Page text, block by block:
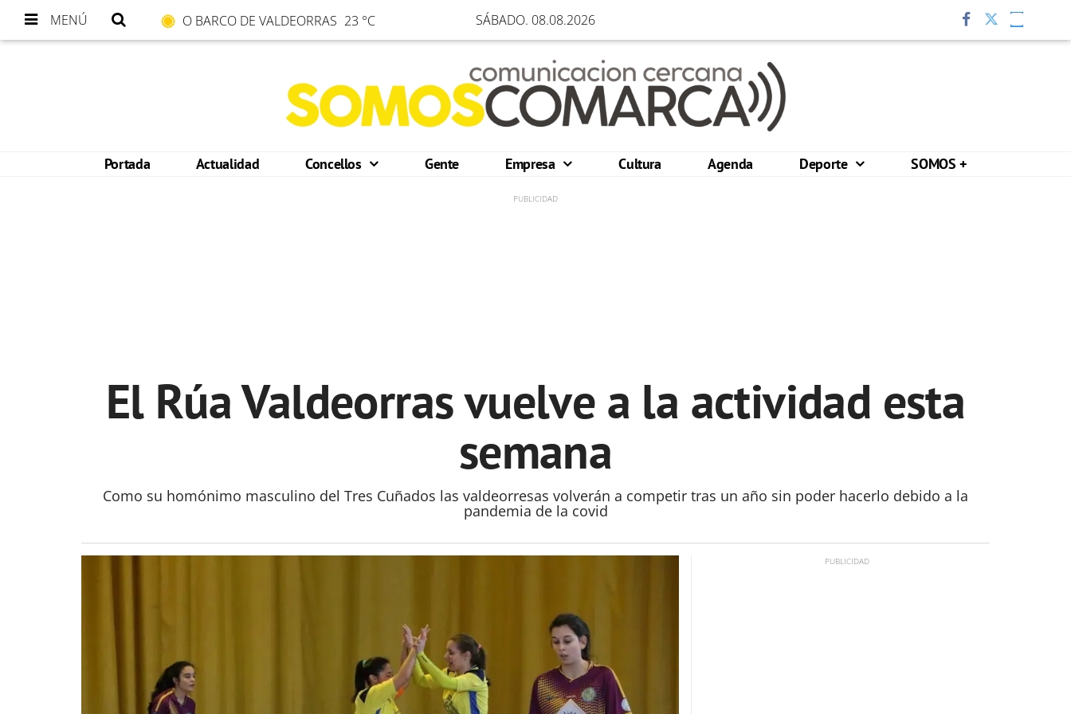
MENÚ O BARCO DE VALDEORRAS 23 °C SÁBADO. 08.08.2026
Portada Actualidad Concellos Gente Empresa Cultura Agenda Deporte SOMOS +
El Rúa Valdeorras vuelve a la actividad esta
semana
Como su homónimo masculino del Tres Cuñados las valdeorresas volverán a competir tras un año sin poder hacerlo debido a la
pandemia de la covid